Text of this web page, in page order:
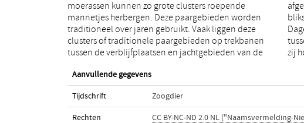
moerassen kunnen zo grote clusters roepende
mannetjes herbergen. Deze paargebieden worden
traditioneel over jaren gebruikt. Vaak liggen deze
clusters of traditionele paargebieden op trekbanen
tussen de verblijfplaatsen en jachtgebieden van de
afgebroken takken en het splijten van de boom door
blikseminslag (Limpens et al., 1992; Frank, 1994).
Dagelijks leggen rosse vleermuizen grote afstanden af
tussen hun dagverblijf en hun jachtgebieden, waarbij
zij
Aanvullende gegevens
Tijdschrift Zoogdier
Rechten CC BY-NC-ND 2.0 NL ("Naamsvermelding-